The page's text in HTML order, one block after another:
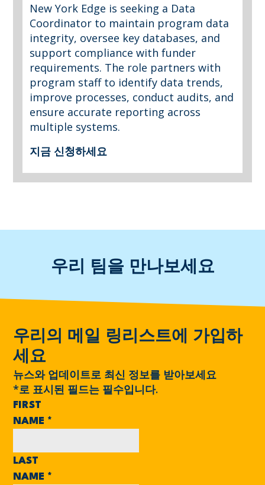
New York Edge is seeking a Data
Coordinator to maintain program data
integrity, oversee key databases, and
support compliance with funder
requirements. The role partners with
program staff to identify data trends,
improve processes, conduct audits, and
ensure accurate reporting across
multiple systems.
지금 신청하세요
우리 팀을 만나보세요
우리의 메일 링리스트에 가입하
세요
뉴스와 업데이트로 최신 정보를 받아보세요
*로 표시된 필드는 필수입니다.
FIRST
NAME *
LAST
NAME *